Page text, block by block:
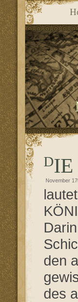
November
den
des